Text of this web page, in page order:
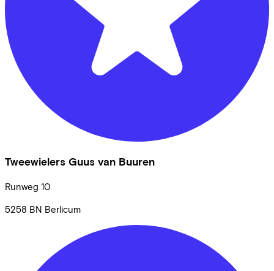
Tweewielers Guus van Buuren
Runweg 10
5258 BN Berlicum